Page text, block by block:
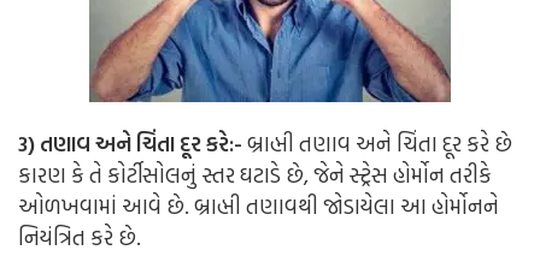
3) તણાવ અને ચિંતા દૂર કરે:-બ્રાહ્મી તણાવ અને ચિંતા દૂર કરે છે
કારણ કે તે કોર્ટીસોલનું સ્તર ઘટાડે છે, જેને સ્ટ્રેસ હોર્મોન તરીકે
ઓળખવામાં આવે છે. બ્રાહ્મી તણાવથી જોડાયેલા આ હોર્મોનને
નિયંત્રિત કરે છે.